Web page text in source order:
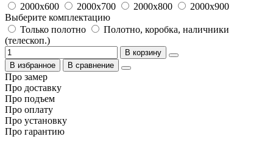
2000x600
2000x700 2000x800
2000x900
Выберите комплектацию
Только полотно
Полотно, коробка, наличники
(телескоп.)
В корзину
В избранное
В сравнение
Про замер
Про доставку
Про подъем
Про оплату
Про установку
Про гарантию